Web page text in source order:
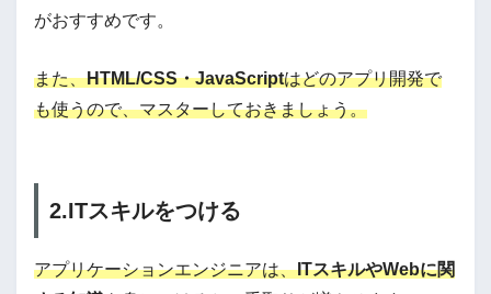
がおすすめです。
また、HTML/CSS・JavaScriptはどのアプリ開発で
も使うので、マスターしておきましょう。
2.ITスキルをつける
アプリケーションエンジニアは、ITスキルやWebに関